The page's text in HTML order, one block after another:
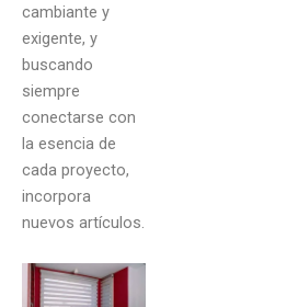
cambiante y
exigente, y
buscando
siempre
conectarse con
la esencia de
cada proyecto,
incorpora
nuevos artículos.